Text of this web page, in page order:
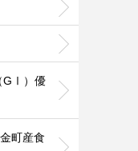
GⅠ）優
町産食